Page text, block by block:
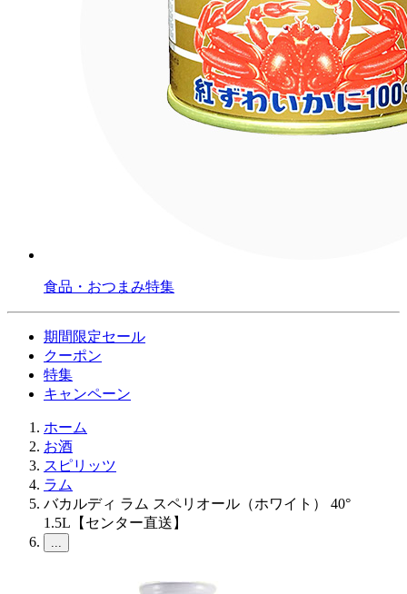
食品・おつまみ特集
期間限定セール
クーポン
特集
キャンペーン
ホーム
お酒
スピリッツ
ラム
バカルディ ラム スペリオール（ホワイト） 40°
1.5L【センター直送】
...